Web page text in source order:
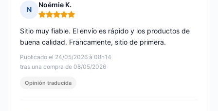
N
Noémie K.
Nota: 5 de 5
Publicado el 24/05/2026 à 08h14
tras una compra de 08/05/2026
Sitio muy fiable. El envío es rápido y los productos de
buena calidad. Francamente, sitio de primera.
Opinión traducida